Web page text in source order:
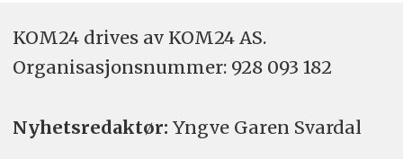
KOM24 drives av KOM24 AS.
Organisasjons­nummer: 928 093 182
Nyhetsredaktør: Yngve Garen Svardal